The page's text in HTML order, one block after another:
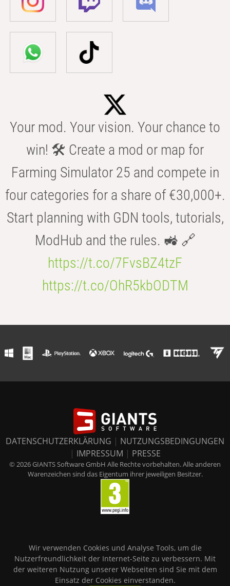
Your mod. Your vision. Your chance to
win! 🛠️ Create a mod or map for
Farming Simulator 25 and compete in
four categories for a share of €30,000+.
Start planning with GDN tools, tutorials,
ModHub and the rules. 🚜 🔗
https://t.co/7FvsBZ4tzF
https://t.co/OhR5kbODTM
DATENSCHUTZERKLÄRUNG | NUTZUNGSBEDINGUNGEN
| IMPRESSUM | PRESSE
© 2026 GIANTS Software GmbH Alle Rechte vorbehalten. Alle anderen
Warenzeichen sind das Eigentum ihrer jeweiligen Besitzer.
Wir verwenden Cookies und Analyse Tools, um die
Nutzerfreundlichkeit der Internet-Seite zu verbessern. Mit
der weiteren Nutzung unserer Webseiten sind Sie mit dem
Einsatz der Cookies einverstanden.